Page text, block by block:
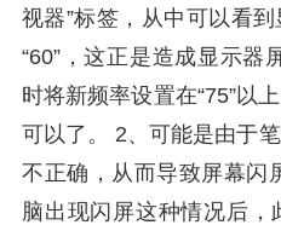
视器”标签，从中可以看
“60”，这正是造成显示器
时将新频率设置在“75”以
可以了。 2、可能是由于
不正确，从而导致屏幕闪
脑出现闪屏这种情况后